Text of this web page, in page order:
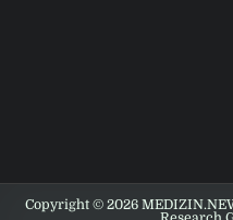
Copyright © 2026